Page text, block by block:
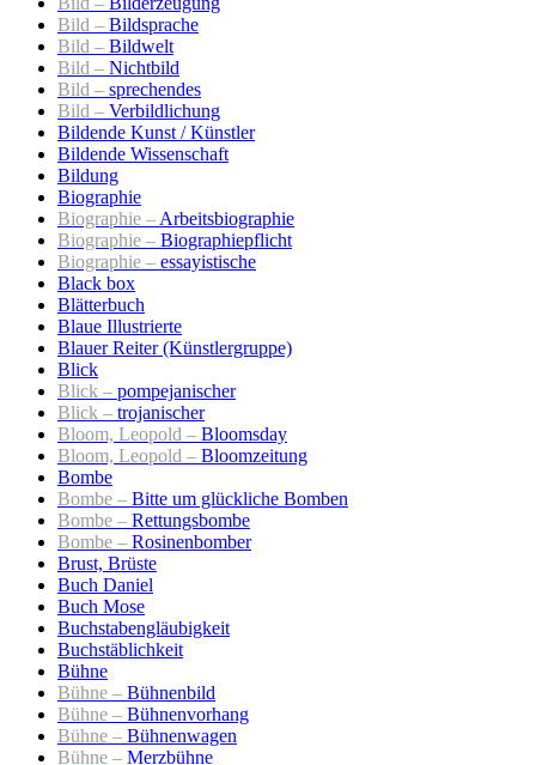
Bild – Bildsprache
Bild – Bildwelt
Bild – Nichtbild
Bild – sprechendes
Bild – Verbildlichung
Bildende Kunst / Künstler
Bildende Wissenschaft
Bildung
Biographie
Biographie – Arbeitsbiographie
Biographie – Biographiepflicht
Biographie – essayistische
Black box
Blätterbuch
Blaue Illustrierte
Blauer Reiter (Künstlergruppe)
Blick
Blick – pompejanischer
Blick – trojanischer
Bloom, Leopold – Bloomsday
Bloom, Leopold – Bloomzeitung
Bombe
Bombe – Bitte um glückliche Bomben
Bombe – Rettungsbombe
Bombe – Rosinenbomber
Brust, Brüste
Buch Daniel
Buch Mose
Buchstabengläubigkeit
Buchstäblichkeit
Bühne
Bühne – Bühnenbild
Bühne – Bühnenvorhang
Bühne – Bühnenwagen
Bühne – Merzbühne